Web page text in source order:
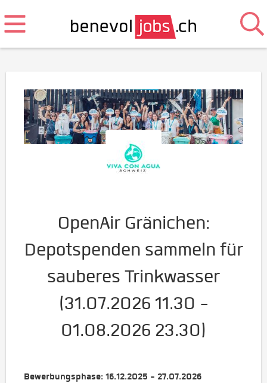
OpenAir Gränichen:
Depotspenden sammeln für
sauberes Trinkwasser
(31.07.2026 11.30 -
01.08.2026 23.30)
Bewerbungsphase: 16.12.2025 - 27.07.2026